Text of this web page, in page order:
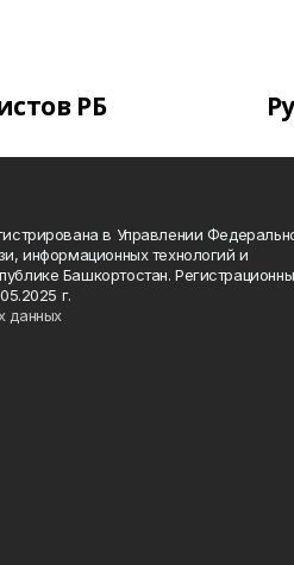
РБ
в Управлении
информационных технологий и
Башкортостан.
г.
данных